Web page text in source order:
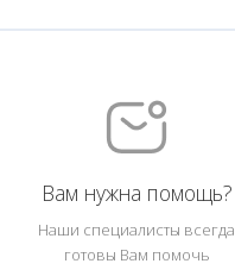
Вам нужна помощь?
Наши специалисты всегда
готовы Вам помочь